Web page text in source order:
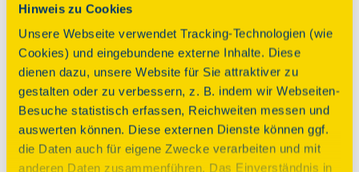
Hinweis zu Cookies
Unsere Webseite verwendet Tracking-Technologien (wie
Cookies) und eingebundene externe Inhalte. Diese
dienen dazu, unsere Website für Sie attraktiver zu
gestalten oder zu verbessern, z. B. indem wir Webseiten-
Besuche statistisch erfassen, Reichweiten messen und
auswerten können. Diese externen Dienste können ggf.
die Daten auch für eigene Zwecke verarbeiten und mit
anderen Daten zusammenführen. Das Einverständnis in
Diese Mühle stammt aus Gollma und wurde 1995
nach Krosigk gebracht. Bei einem Sturm 2007
wurde sie zerstört und bis 2010 wieder aufgebaut.
Programm
Im Rahmen des Netzwerkes der Denkmale in
Krosigk: Burgturm, Wassermühle und